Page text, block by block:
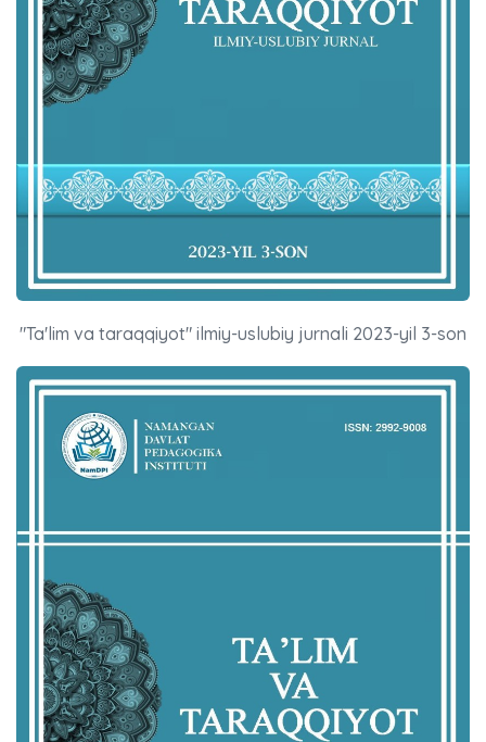
"Ta'lim va taraqqiyot" ilmiy-uslubiy jurnali 2023-yil 3-son